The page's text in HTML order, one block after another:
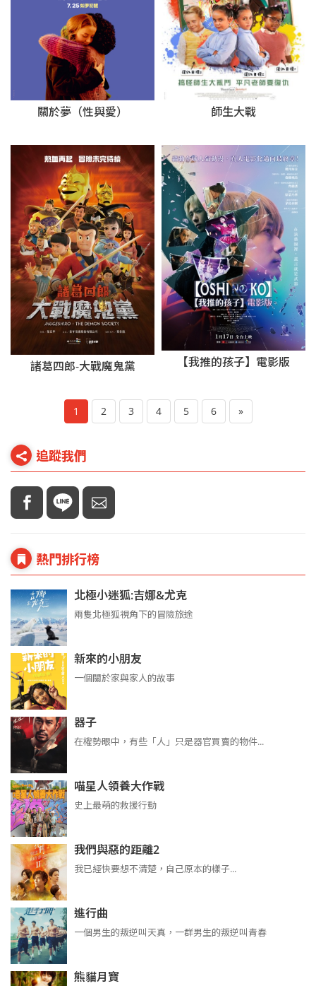
關於夢（性與愛） 師生大戰
諸葛四郎-大戰魔鬼黨 【我推的孩子】電影版
1 2 3 4 5 6 »
追蹤我們
熱門排行榜
北極小迷狐:吉娜&尤克
兩隻北極狐視角下的冒險旅途
新來的小朋友
一個關於家與家人的故事
器子
在權勢眼中，有些「人」只是器官買賣的物件...
喵星人領養大作戰
史上最萌的救援行動
我們與惡的距離2
我已經快要想不清楚，自己原本的樣子...
進行曲
​​​一個男生的叛逆叫天真，一群男生的叛逆叫青春
熊貓月寶